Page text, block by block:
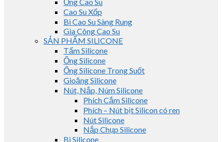
Cao Su Xốp
Bi Cao Su Sàng Rung
Gia Công Cao Su
SẢN PHẨM SILICONE
Tấm Silicone
Ống Silicone
Ống Silicone Trong Suốt
Gioăng Silicone
Nút, Nắp, Núm Silicone
Phích Cắm Silicone
Phích – Nút bịt Silicon có ren
Nút Silicone
Nắp Chụp Silicone
Bi Silicone